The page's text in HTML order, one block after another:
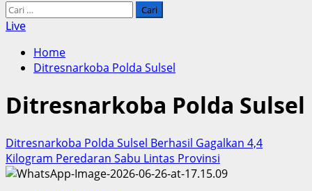
Cari
untuk:
Live
Home
Ditresnarkoba Polda Sulsel
Ditresnarkoba Polda Sulsel
Ditresnarkoba Polda Sulsel Berhasil Gagalkan 4,4
Kilogram Peredaran Sabu Lintas Provinsi